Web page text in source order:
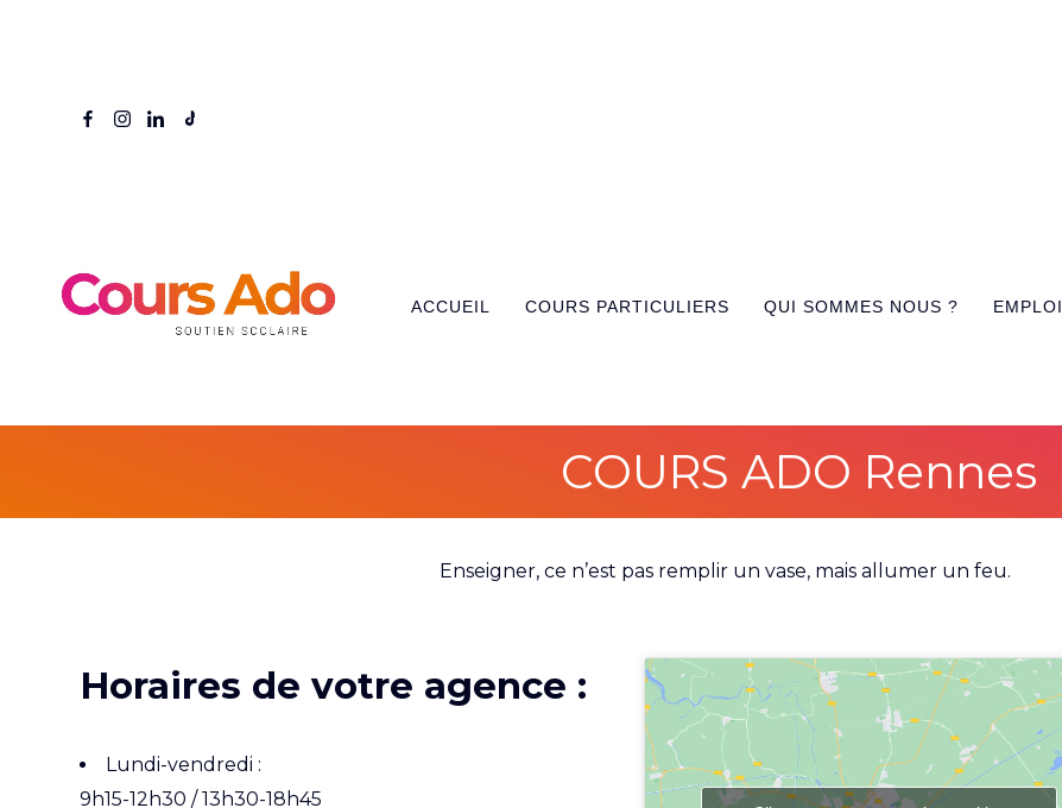
ACCUEIL COURS PARTICULIERS QUI SOMMES NOUS ? EMPLOI
COURS ADO Rennes
Enseigner, ce n’est pas remplir un vase, mais allumer un feu.
Horaires de votre agence :
Lundi-vendredi :
9h15-12h30 / 13h30-18h45